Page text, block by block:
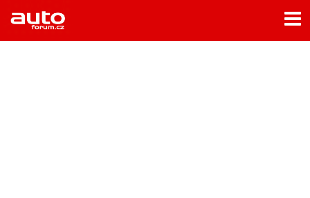
Home
Rubriky